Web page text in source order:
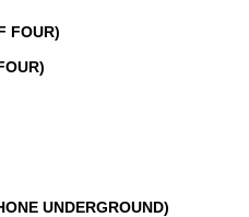
FOUR)
UNDERGROUND)